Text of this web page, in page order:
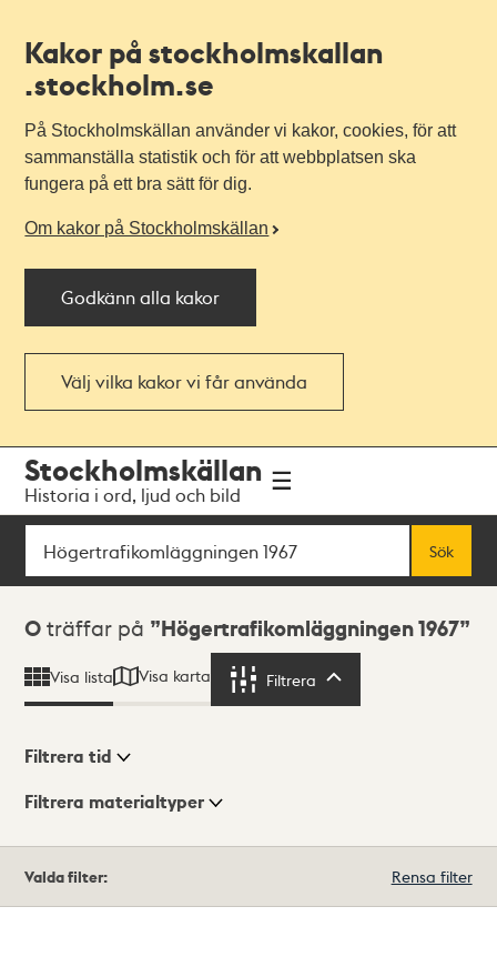
Kakor på stockholmskallan
.stockholm.se
På Stockholmskällan använder vi kakor, cookies, för att
sammanställa statistik och för att webbplatsen ska
fungera på ett bra sätt för dig.
Om kakor på Stockholmskällan
Godkänn alla kakor
Välj vilka kakor vi får använda
navigationen
huvudinnehållet
Stockholmskällan
Historia i ord, ljud och bild
Sök
Sök
Sökresultat
0 träffar på Högertrafikomläggningen 1967
Visa lista Visa karta Filtrera
Visningsläge
Filtrera tid
Filtrera materialtyper
träffar
Valda filter: Rensa filter